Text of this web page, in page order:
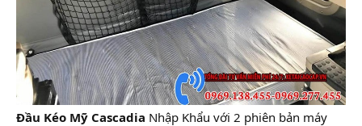
Đầu Kéo Mỹ Cascadia Nhập Khẩu với 2 phiên bản máy